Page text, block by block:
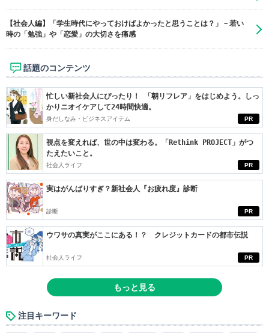
【社会人編】「学生時代にやっておけばよかったと思うことは？」－若い
時の「勉強」や「恋愛」の大切さを痛感
話題のコンテンツ
PR
忙しい新社会人にぴったり！ 「朝リフレア」をはじめよう。しっ
かりニオイケアして24時間快適。
身だしなみ・ビジネスアイテム
PR
視点を変えれば、世の中は変わる。「Rethink PROJECT」がつ
たえたいこと。
社会人ライフ
PR
実はがんばりすぎ？新社会人『お疲れ度』診断
診断
PR
ウワサの真実がここにある！？ クレジットカードの都市伝説
社会人ライフ
もっと見る
注目キーワード